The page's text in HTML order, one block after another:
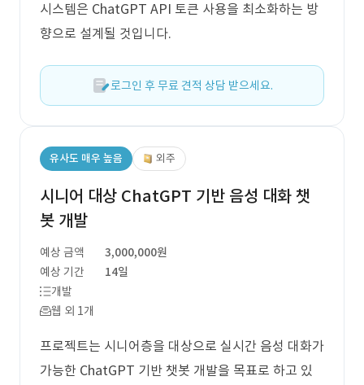
시스템은 ChatGPT API 토큰 사용을 최소화하는 방
향으로 설계될 것입니다.
로그인 후 무료 견적 상담 받으세요.
유사도 매우 높음 외주
시니어 대상 ChatGPT 기반 음성 대화 챗
봇 개발
예상 금액
3,000,000원
예상 기간
14일
개발
웹 외 1개
프로젝트는 시니어층을 대상으로 실시간 음성 대화가
가능한 ChatGPT 기반 챗봇 개발을 목표로 하고 있